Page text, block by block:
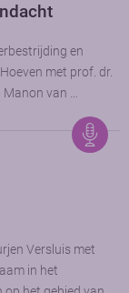
en
met prof. dr.
Manon van …
Versluis met
in het